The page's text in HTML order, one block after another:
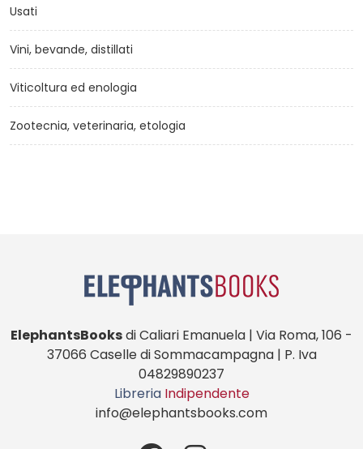
Usati
Vini, bevande, distillati
Viticoltura ed enologia
Zootecnia, veterinaria, etologia
ElephantsBooksdi Caliari Emanuela | Via Roma, 106 -
37066 Caselle di Sommacampagna | P. Iva
04829890237
Libreria Indipendente
info@elephantsbooks.com